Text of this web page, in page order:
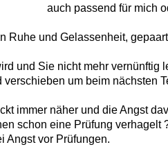
auch passend für mich
Ruhe und Gelassenheit,
und Sie nicht mehr
um beim nächsten
immer näher und die Angst
schon eine Prüfung verhagelt
Angst vor Prüfungen.